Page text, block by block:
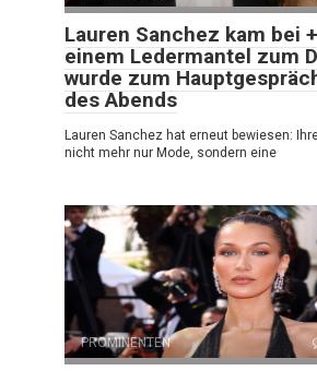
Lauren Sanchez kam bei
einem Ledermantel zum
wurde zum
des Abends
Lauren Sanchez hat erneut bewiesen:
nicht mehr nur Mode, sondern eine
PROMINENTEN